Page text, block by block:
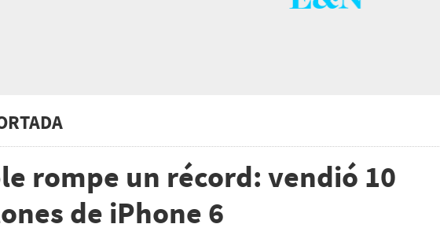
rompe un récord: vendió 10
de iPhone 6